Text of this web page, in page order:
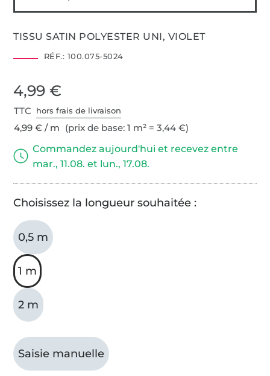
TISSU SATIN POLYESTER UNI, VIOLET
RÉF.: 100.075-5024
4,99 €
TTC hors frais de livraison
4,99 € / m (prix de base: 1 m² = 3,44 €)
Commandez aujourd'hui et recevez entre
mar., 11.08. et lun., 17.08.
Choisissez la longueur souhaitée :
0,5 m
1 m
2 m
Saisie manuelle